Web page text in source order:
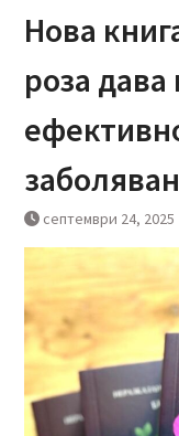
Нова
роза
септември 24, 2025